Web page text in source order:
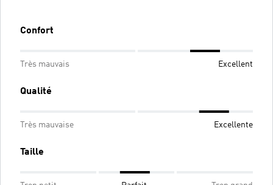
Confort
Très mauvais Excellent
Qualité
Très mauvaise Excellente
Taille